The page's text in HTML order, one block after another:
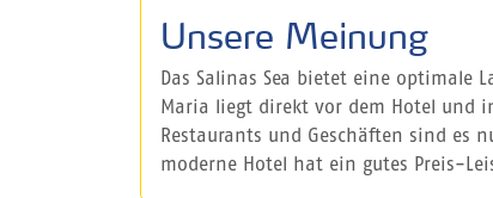
Unsere Meinung
Das Salinas Sea bietet eine optimale
Maria liegt direkt vor dem Hotel und
Restaurants und Geschäften sind es
moderne Hotel hat ein gutes Preis-